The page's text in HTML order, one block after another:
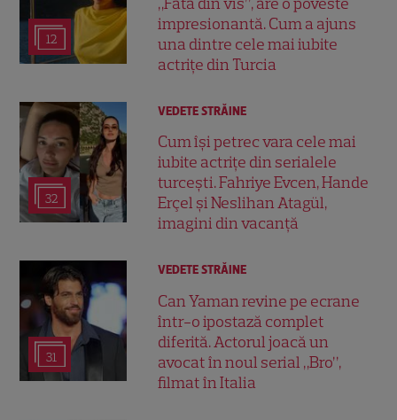
12
impresionantă. Cum a ajuns
una dintre cele mai iubite
actrițe din Turcia
32
VEDETE STRĂINE
Cum își petrec vara cele mai
iubite actrițe din serialele
turcești. Fahriye Evcen, Hande
Erçel și Neslihan Atagül,
imagini din vacanță
31
VEDETE STRĂINE
Can Yaman revine pe ecrane
într-o ipostază complet
diferită. Actorul joacă un
avocat în noul serial „Bro”,
filmat în Italia